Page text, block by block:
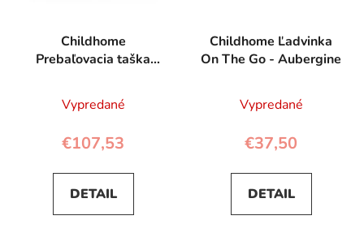
Childhome
Prebaľovacia taška
Vypredané
€107,53
DETAIL
Childhome Ľadvinka
On The Go - Aubergine
Vypredané
€37,50
DETAIL